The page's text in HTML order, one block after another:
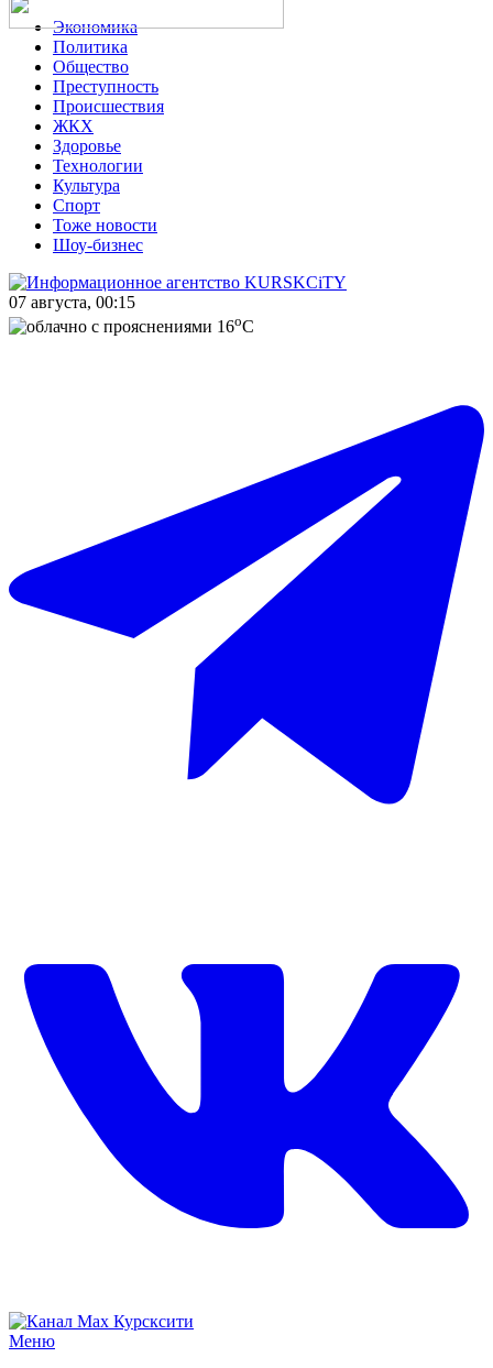
Экономика
Политика
Общество
Преступность
Происшествия
ЖКХ
Здоровье
Технологии
Культура
Спорт
Тоже новости
Шоу-бизнес
07 августа, 00:15
16oC
Меню